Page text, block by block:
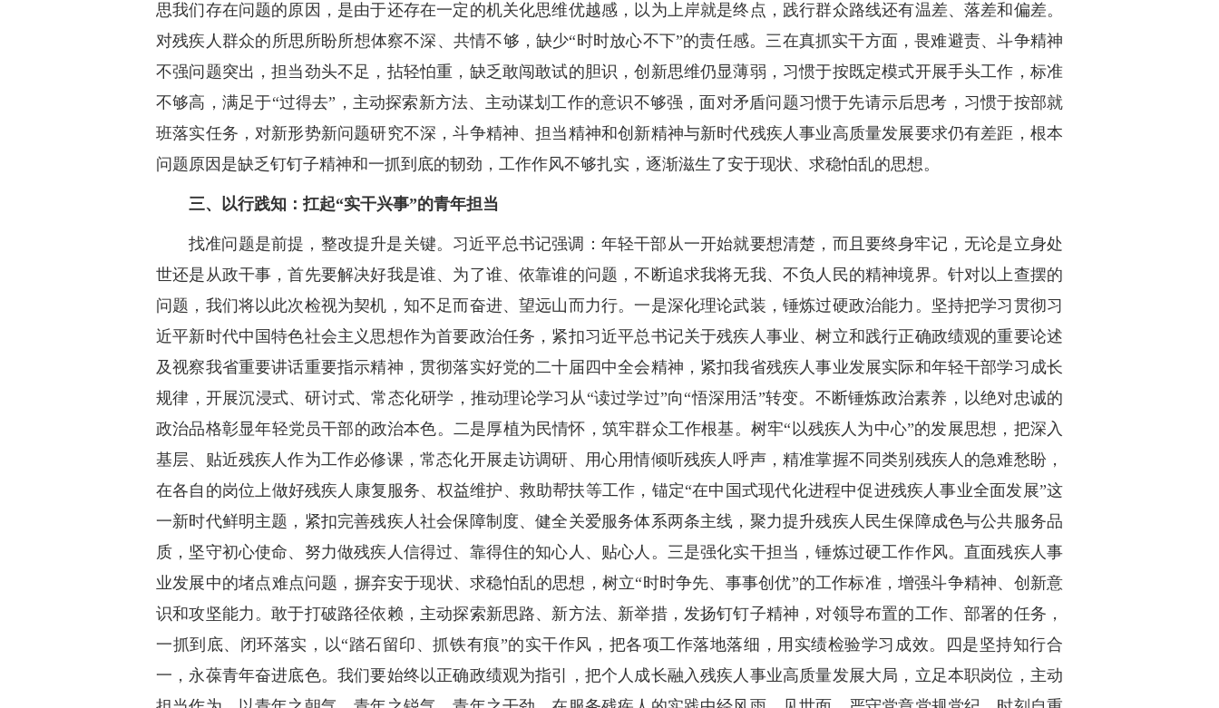
思我们存在问题的原因，是由于还存在一定的机关化思维优越感，以为上岸就是终点，践行群众路线还有温差、落差和偏差。
对残疾人群众的所思所盼所想体察不深、共情不够，缺少“时时放心不下”的责任感。三在真抓实干方面，畏难避责、斗争精神
不强问题突出，担当劲头不足，拈轻怕重，缺乏敢闯敢试的胆识，创新思维仍显薄弱，习惯于按既定模式开展手头工作，标准
不够高，满足于“过得去”，主动探索新方法、主动谋划工作的意识不够强，面对矛盾问题习惯于先请示后思考，习惯于按部就
班落实任务，对新形势新问题研究不深，斗争精神、担当精神和创新精神与新时代残疾人事业高质量发展要求仍有差距，根本
问题原因是缺乏钉钉子精神和一抓到底的韧劲，工作作风不够扎实，逐渐滋生了安于现状、求稳怕乱的思想。
三、以行践知：扛起“实干兴事”的青年担当
找准问题是前提，整改提升是关键。习近平总书记强调：年轻干部从一开始就要想清楚，而且要终身牢记，无论是立身处
世还是从政干事，首先要解决好我是谁、为了谁、依靠谁的问题，不断追求我将无我、不负人民的精神境界。针对以上查摆的
问题，我们将以此次检视为契机，知不足而奋进、望远山而力行。一是深化理论武装，锤炼过硬政治能力。坚持把学习贯彻习
近平新时代中国特色社会主义思想作为首要政治任务，紧扣习近平总书记关于残疾人事业、树立和践行正确政绩观的重要论述
及视察我省重要讲话重要指示精神，贯彻落实好党的二十届四中全会精神，紧扣我省残疾人事业发展实际和年轻干部学习成长
规律，开展沉浸式、研讨式、常态化研学，推动理论学习从“读过学过”向“悟深用活”转变。不断锤炼政治素养，以绝对忠诚的
政治品格彰显年轻党员干部的政治本色。二是厚植为民情怀，筑牢群众工作根基。树牢“以残疾人为中心”的发展思想，把深入
基层、贴近残疾人作为工作必修课，常态化开展走访调研、用心用情倾听残疾人呼声，精准掌握不同类别残疾人的急难愁盼，
在各自的岗位上做好残疾人康复服务、权益维护、救助帮扶等工作，锚定“在中国式现代化进程中促进残疾人事业全面发展”这
一新时代鲜明主题，紧扣完善残疾人社会保障制度、健全关爱服务体系两条主线，聚力提升残疾人民生保障成色与公共服务品
质，坚守初心使命、努力做残疾人信得过、靠得住的知心人、贴心人。三是强化实干担当，锤炼过硬工作作风。直面残疾人事
业发展中的堵点难点问题，摒弃安于现状、求稳怕乱的思想，树立“时时争先、事事创优”的工作标准，增强斗争精神、创新意
识和攻坚能力。敢于打破路径依赖，主动探索新思路、新方法、新举措，发扬钉钉子精神，对领导布置的工作、部署的任务，
一抓到底、闭环落实，以“踏石留印、抓铁有痕”的实干作风，把各项工作落地落细，用实绩检验学习成效。四是坚持知行合
一，永葆青年奋进底色。我们要始终以正确政绩观为指引，把个人成长融入残疾人事业高质量发展大局，立足本职岗位，主动